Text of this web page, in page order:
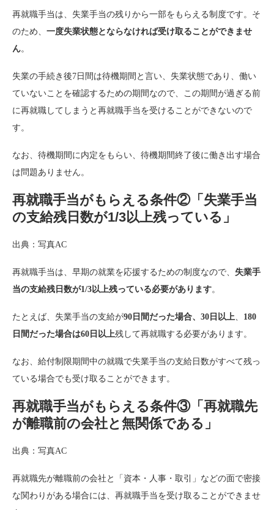
再就職手当は、失業手当の残りから一部をもらえる制度です。そ
のため、 一度失業状態とならなければ受け取ることができませ
ん。
失業の手続き後7日間は待機期間と言い、失業状態であり、働い
ていないことを確認するための期間なので、この期間が過ぎる前
に再就職してしまうと再就職手当を受けることができないので
す。
なお、待機期間に内定をもらい、待機期間終了後に働き出す場合
は問題ありません。
再就職手当がもらえる条件②「失業手当
の支給残日数が1/3以上残っている」
出典：写真AC
再就職手当は、早期の就業を応援するための制度なので、 失業手
当の支給残日数が1/3以上残っている必要があります。
たとえば、失業手当の支給が90日間だった場合、30日以上
180
日間だった場合は60日以上残して再就職する必要があります。
なお、給付制限期間中の就職で失業手当の支給日数がすべて残っ
ている場合でも受け取ることができます。
再就職手当がもらえる条件③「再就職先
が離職前の会社と無関係である」
出典：写真AC
再就職先が離職前の会社と「資本・人事・取引」などの面で密接
な関わりがある場合には、再就職手当を受け取ることができませ